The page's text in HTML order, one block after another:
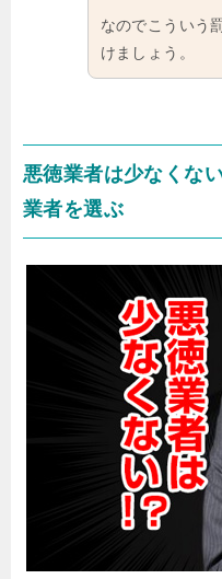
なのでこういう
けましょう。
悪徳業者は少なくな
業者を選ぶ